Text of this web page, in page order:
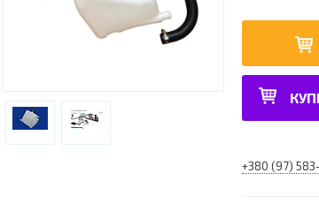
+380 (97)